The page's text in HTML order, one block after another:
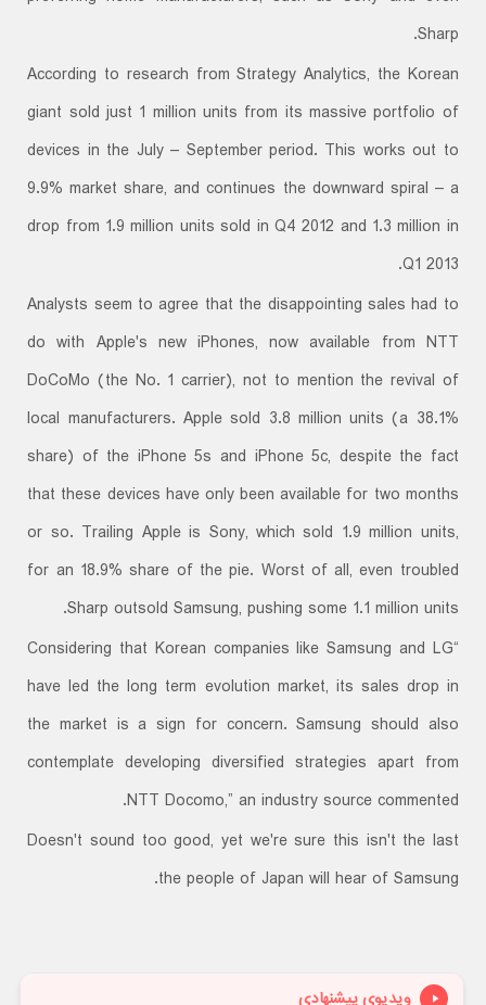
Sharp.
According to research from Strategy Analytics, the Korean
giant sold just 1 million units from its massive portfolio of
devices in the July – September period. This works out to
9.9% market share, and continues the downward spiral – a
drop from 1.9 million units sold in Q4 2012 and 1.3 million in
Q1 2013.
Analysts seem to agree that the disappointing sales had to
do with Apple's new iPhones, now available from NTT
DoCoMo (the No. 1 carrier), not to mention the revival of
local manufacturers. Apple sold 3.8 million units (a 38.1%
share) of the iPhone 5s and iPhone 5c, despite the fact
that these devices have only been available for two months
or so. Trailing Apple is Sony, which sold 1.9 million units,
for an 18.9% share of the pie. Worst of all, even troubled
Sharp outsold Samsung, pushing some 1.1 million units.
“Considering that Korean companies like Samsung and LG
have led the long term evolution market, its sales drop in
the market is a sign for concern. Samsung should also
contemplate developing diversified strategies apart from
NTT Docomo,” an industry source commented.
Doesn't sound too good, yet we're sure this isn't the last
the people of Japan will hear of Samsung.
ویدیوی پیشنهادی